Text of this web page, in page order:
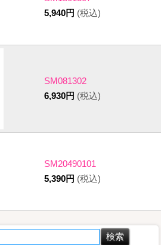
5,940円 (税込)
SM081302
6,930円 (税込)
SM20490101
5,390円 (税込)